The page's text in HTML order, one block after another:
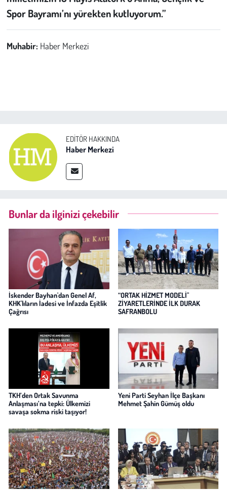
Spor Bayramı’nı yürekten kutluyorum.”
Muhabir: Haber Merkezi
EDITÖR HAKKINDA
Haber Merkezi
Bunlar da ilginizi çekebilir
İskender Bayhan'dan Genel Af,
KHK'lıların İadesi ve İnfazda Eşitlik
Çağrısı
“ORTAK HİZMET MODELİ"
ZİYARETLERİNDE İLK DURAK
SAFRANBOLU
TKH’den Ortak Savunma
Anlaşması’na tepki: Ülkemizi
savaşa sokma riski taşıyor!
Yeni Parti Seyhan İlçe Başkanı
Mehmet Şahin Gümüş oldu